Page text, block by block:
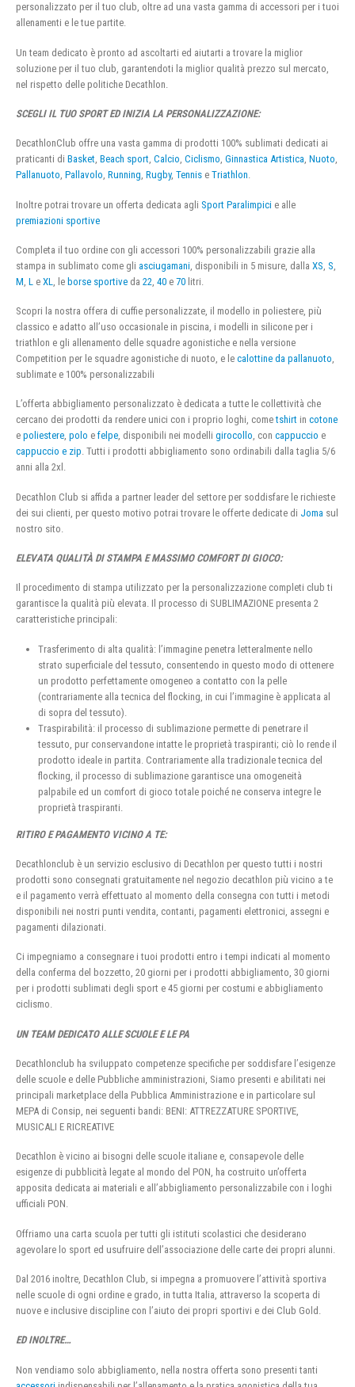
personalizzato per il tuo club, oltre ad una vasta gamma di accessori per i tuoi
allenamenti e le tue partite.
Un team dedicato è pronto ad ascoltarti ed aiutarti a trovare la miglior
soluzione per il tuo club, garantendoti la miglior qualità prezzo sul mercato,
nel rispetto delle politiche Decathlon.
SCEGLI IL TUO SPORT ED INIZIA LA PERSONALIZZAZIONE:
DecathlonClub offre una vasta gamma di prodotti 100% sublimati dedicati ai
praticanti di Basket, Beach sport, Calcio, Ciclismo, Ginnastica Artistica, Nuoto,
Pallanuoto, Pallavolo, Running, Rugby, Tennis e Triathlon.
Inoltre potrai trovare un offerta dedicata agli Sport Paralimpici e alle
premiazioni sportive
Completa il tuo ordine con gli accessori 100% personalizzabili grazie alla
stampa in sublimato come gli asciugamani , disponibili in 5 misure, dalla XS S
M L e XL , le borse sportive da 22 40 e 70 litri.
Scopri la nostra offera di cuffie personalizzate, il modello in poliestere, più
classico e adatto all’uso occasionale in piscina, i modelli in silicone per i
triathlon e gli allenamento delle squadre agonistiche e nella versione
Competition per le squadre agonistiche di nuoto, e le calottine da pallanuoto,
sublimate e 100% personalizzabili
L’offerta abbigliamento personalizzato è dedicata a tutte le collettività che
cercano dei prodotti da rendere unici con i proprio loghi, cometshirt in cotone
e poliestere, polo e felpe, disponibili nei modelli girocollo, con cappuccio e
cappuccio e zip. Tutti i prodotti abbigliamento sono ordinabili dalla taglia 5/6
anni alla 2xl.
Decathlon Club si affida a partner leader del settore per soddisfare le richieste
dei sui clienti, per questo motivo potrai trovare le offerte dedicate di Joma sul
nostro sito.
ELEVATA QUALITÀ DI STAMPA E MASSIMO COMFORT DI GIOCO:
Il procedimento di stampa utilizzato per la personalizzazione completi club ti
garantisce la qualità più elevata. Il processo di SUBLIMAZIONE presenta 2
caratteristiche principali:
Trasferimento di alta qualità: l’immagine penetra letteralmente nello
strato superficiale del tessuto, consentendo in questo modo di ottenere
un prodotto perfettamente omogeneo a contatto con la pelle
(contrariamente alla tecnica del flocking, in cui l’immagine è applicata al
di sopra del tessuto).
Traspirabilità: il processo di sublimazione permette di penetrare il
tessuto, pur conservandone intatte le proprietà traspiranti; ciò lo rende il
prodotto ideale in partita. Contrariamente alla tradizionale tecnica del
flocking, il processo di sublimazione garantisce una omogeneità
palpabile ed un comfort di gioco totale poiché ne conserva integre le
proprietà traspiranti.
RITIRO E PAGAMENTO VICINO A TE:
Decathlonclub è un servizio esclusivo di Decathlon per questo tutti i nostri
prodotti sono consegnati gratuitamente nel negozio decathlon più vicino a te
e il pagamento verrà effettuato al momento della consegna con tutti i metodi
disponibili nei nostri punti vendita, contanti, pagamenti elettronici, assegni e
pagamenti dilazionati.
Ci impegniamo a consegnare i tuoi prodotti entro i tempi indicati al momento
della conferma del bozzetto, 20 giorni per i prodotti abbigliamento, 30 giorni
per i prodotti sublimati degli sport e 45 giorni per costumi e abbigliamento
ciclismo.
UN TEAM DEDICATO ALLE SCUOLE E LE PA
Decathlonclub ha sviluppato competenze specifiche per soddisfare l’esigenze
delle scuole e delle Pubbliche amministrazioni, Siamo presenti e abilitati nei
principali marketplace della Pubblica Amministrazione e in particolare sul
MEPA di Consip, nei seguenti bandi: BENI: ATTREZZATURE SPORTIVE,
MUSICALI E RICREATIVE
Decathlon è vicino ai bisogni delle scuole italiane e, consapevole delle
esigenze di pubblicità legate al mondo del PON, ha costruito un’offerta
apposita dedicata ai materiali e all’abbigliamento personalizzabile con i loghi
ufficiali PON.
Offriamo una carta scuola per tutti gli istituti scolastici che desiderano
agevolare lo sport ed usufruire dell’associazione delle carte dei propri alunni.
Dal 2016 inoltre, Decathlon Club, si impegna a promuovere l’attività sportiva
nelle scuole di ogni ordine e grado, in tutta Italia, attraverso la scoperta di
nuove e inclusive discipline con l’aiuto dei propri sportivi e dei Club Gold.
ED INOLTRE…
Non vendiamo solo abbigliamento, nella nostra offerta sono presenti tanti